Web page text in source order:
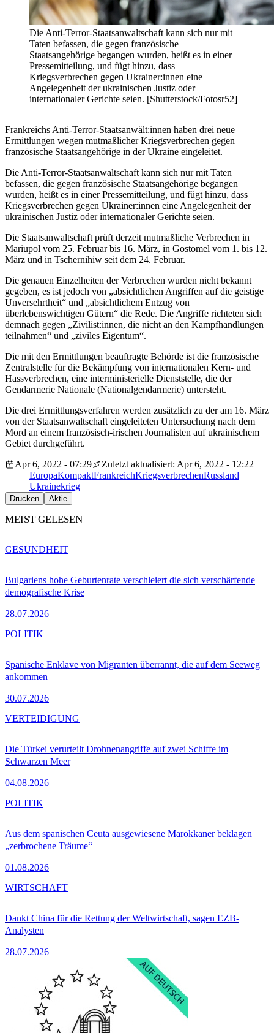
Die Anti-Terror-Staatsanwaltschaft kann sich nur mit
Taten befassen, die gegen französische
Staatsangehörige begangen wurden, heißt es in einer
Pressemitteilung, und fügt hinzu, dass
Kriegsverbrechen gegen Ukrainer:innen eine
Angelegenheit der ukrainischen Justiz oder
internationaler Gerichte seien. [Shutterstock/Fotosr52]
Frankreichs Anti-Terror-Staatsanwält:innen haben drei neue
Ermittlungen wegen mutmaßlicher Kriegsverbrechen gegen
französische Staatsangehörige in der Ukraine eingeleitet.
Die Anti-Terror-Staatsanwaltschaft kann sich nur mit Taten
befassen, die gegen französische Staatsangehörige begangen
wurden, heißt es in einer Pressemitteilung, und fügt hinzu, dass
Kriegsverbrechen gegen Ukrainer:innen eine Angelegenheit der
ukrainischen Justiz oder internationaler Gerichte seien.
Die Staatsanwaltschaft prüft derzeit mutmaßliche Verbrechen in
Mariupol vom 25. Februar bis 16. März, in Gostomel vom 1. bis 12.
März und in Tschernihiw seit dem 24. Februar.
Die genauen Einzelheiten der Verbrechen wurden nicht bekannt
gegeben, es ist jedoch von „absichtlichen Angriffen auf die geistige
Unversehrtheit“ und „absichtlichem Entzug von
überlebenswichtigen Gütern“ die Rede. Die Angriffe richteten sich
demnach gegen „Zivilist:innen, die nicht an den Kampfhandlungen
teilnahmen“ und „ziviles Eigentum“.
Die mit den Ermittlungen beauftragte Behörde ist die französische
Zentralstelle für die Bekämpfung von internationalen Kern- und
Hassverbrechen, eine interministerielle Dienststelle, die der
Gendarmerie Nationale (Nationalgendarmerie) untersteht.
Die drei Ermittlungsverfahren werden zusätzlich zu der am 16. März
von der Staatsanwaltschaft eingeleiteten Untersuchung nach dem
Mord an einem französisch-irischen Journalisten auf ukrainischem
Gebiet durchgeführt.
Apr 6, 2022 - 07:29
Zuletzt aktualisiert: Apr 6, 2022 - 12:22
EuropaKompaktFrankreichKriegsverbrechenRussland
Ukrainekrieg
Drucken Aktie
MEIST GELESEN
Bulgariens hohe Geburtenrate verschleiert die sich verschärfende
demografische Krise
28.07.2026
GESUNDHEIT
Spanische Enklave von Migranten überrannt, die auf dem Seeweg
ankommen
30.07.2026
POLITIK
Die Türkei verurteilt Drohnenangriffe auf zwei Schiffe im
Schwarzen Meer
04.08.2026
VERTEIDIGUNG
Aus dem spanischen Ceuta ausgewiesene Marokkaner beklagen
„zerbrochene Träume“
01.08.2026
POLITIK
Dankt China für die Rettung der Weltwirtschaft, sagen EZB-
Analysten
28.07.2026
WIRTSCHAFT